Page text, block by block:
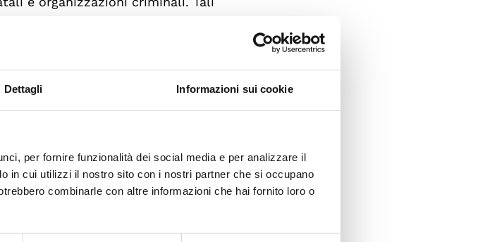
Dettagli Informazioni sui cookie
per fornire funzionalità dei social media e per analizzare il
in cui utilizzi il nostro sito con i nostri partner che si occupano
combinarle con altre informazioni che hai fornito loro o
contribuendo a un clima di
nella protezione
mentre la violenza
i diritti dei popoli indigeni e delle
a fattori strutturali, tra cui la
ancora in corso del
inoltre gli elevati livelli di
i difensori dei diritti
e delle risposte giudiziarie